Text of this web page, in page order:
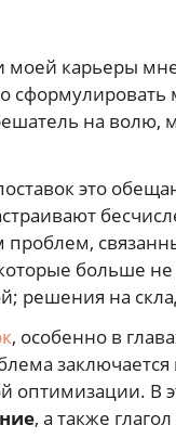
карьеры
на
это
больше не
решения на
, особенно в
оптимизации. В
, а также глагол